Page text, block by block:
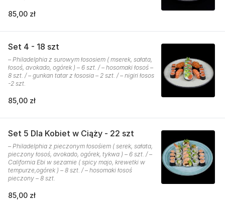
85,00 zł
Set 4 - 18 szt
– Philadelphia z surowym łososiem ( mserek, sałata,
łosoś, avokado, ogórek ) – 6 szt. / – hosomaki łosoś –
8 szt. / – gunkan tatar z łososia – 2 szt. / – nigiri łosos
-2 szt.
85,00 zł
Set 5 Dla Kobiet w Ciąży - 22 szt
– Philadelphia z pieczonym łosośiem ( serek, sałata,
pieczony łosoś, avokado, ogórek, tykwa ) – 6 szt. / –
California Ebi w sezamie ( spicy majo, krewetki w
tempurze,ogórek ) – 8 szt. / – hosomaki łosoś
pieczony – 8 szt.
85,00 zł